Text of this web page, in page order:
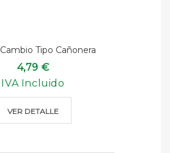
Tipo Cañonera
4,79 €
IVA Incluido
VER DETALLE